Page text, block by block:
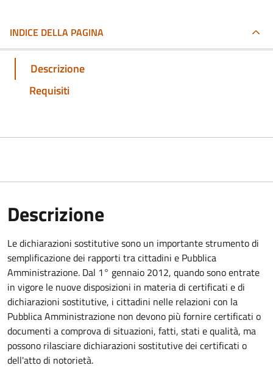
INDICE DELLA PAGINA
Descrizione
Requisiti
Descrizione
Le dichiarazioni sostitutive sono un importante strumento di
semplificazione dei rapporti tra cittadini e Pubblica
Amministrazione. Dal 1° gennaio 2012, quando sono entrate
in vigore le nuove disposizioni in materia di certificati e di
dichiarazioni sostitutive, i cittadini nelle relazioni con la
Pubblica Amministrazione non devono più fornire certificati o
documenti a comprova di situazioni, fatti, stati e qualità, ma
possono rilasciare dichiarazioni sostitutive dei certificati o
dell'atto di notorietà.